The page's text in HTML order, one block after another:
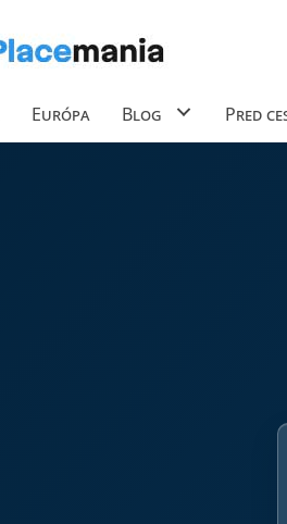
Európa Blog Pred